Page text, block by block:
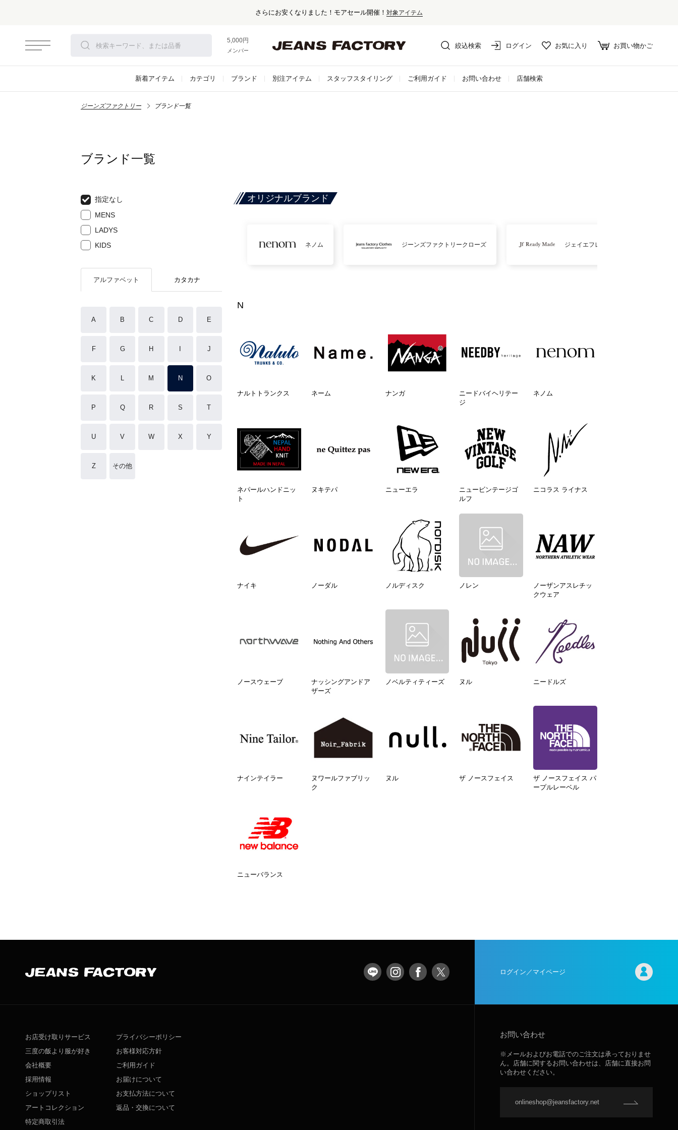
さらにお安くなりました！モアセール開催！ 対象アイテム
5,000円以上お買い上げで送料無料！
メンバー登録でお得な情報をゲット。さらに詳しく
絞込検索 ログイン お気に入り お買い物かご
新着アイテム カテゴリ ブランド 別注アイテム スタッフスタイリング ご利用ガイド お問い合わせ 店舗検索
ジーンズファクトリー ブランド一覧
ブランド一覧
指定なし
MENS
LADYS
KIDS
アルファベット カタカナ
A B C D E
F G H J
K L M N O
P Q R S T
U V W X Y
Z その他
オリジナルブランド
ネノム ジーンズファクトリークローズ ジェイエフレディメイド
N
ナルトトランクス ネーム ナンガ
ニードバイヘリテー
ジ
ネノム
ネパールハンドニッ
ト
ヌキテパ ニューエラ
ニュービンテージゴ
ルフ
ニコラス ライナス
ナイキ ノーダル ノルディスク ノレン
ノーザンアスレチッ
クウェア
ノースウェーブ
ナッシングアンドア
ザーズ
ノベルティティーズ ヌル ニードルズ
ナインテイラー
ヌワールファブリッ
ク
ヌル ザ ノースフェイス
ザ ノースフェイス パ
ープルレーベル
ニューバランス
ログイン／マイページ
お店受け取りサービス
三度の飯より服が好き
会社概要
採用情報
ショップリスト
アートコレクション
特定商取引法
プライバシーポリシー
お客様対応方針
ご利用ガイド
お届けについて
お支払方法について
返品・交換について
お問い合わせ
※メールおよびお電話でのご注文は承っておりませ
ん。店舗に関するお問い合わせは、店舗に直接お問
い合わせください。
onlineshop@jeansfactory.net